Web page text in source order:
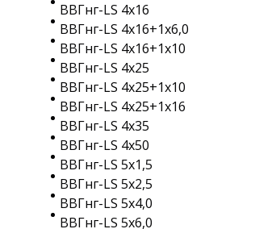
ВВГнг-LS 4х16
ВВГнг-LS 4х16+1х6,0
ВВГнг-LS 4х16+1х10
ВВГнг-LS 4х25
ВВГнг-LS 4х25+1х10
ВВГнг-LS 4х25+1х16
ВВГнг-LS 4х35
ВВГнг-LS 4х50
ВВГнг-LS 5х1,5
ВВГнг-LS 5х2,5
ВВГнг-LS 5х4,0
ВВГнг-LS 5х6,0